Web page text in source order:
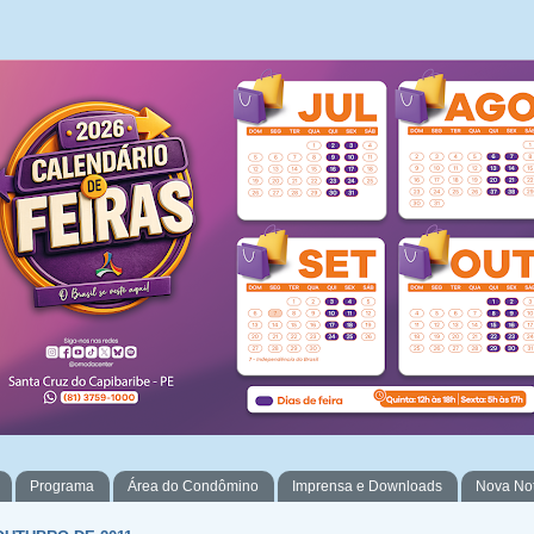
Programa Área do Condômino Imprensa e Downloads Nova